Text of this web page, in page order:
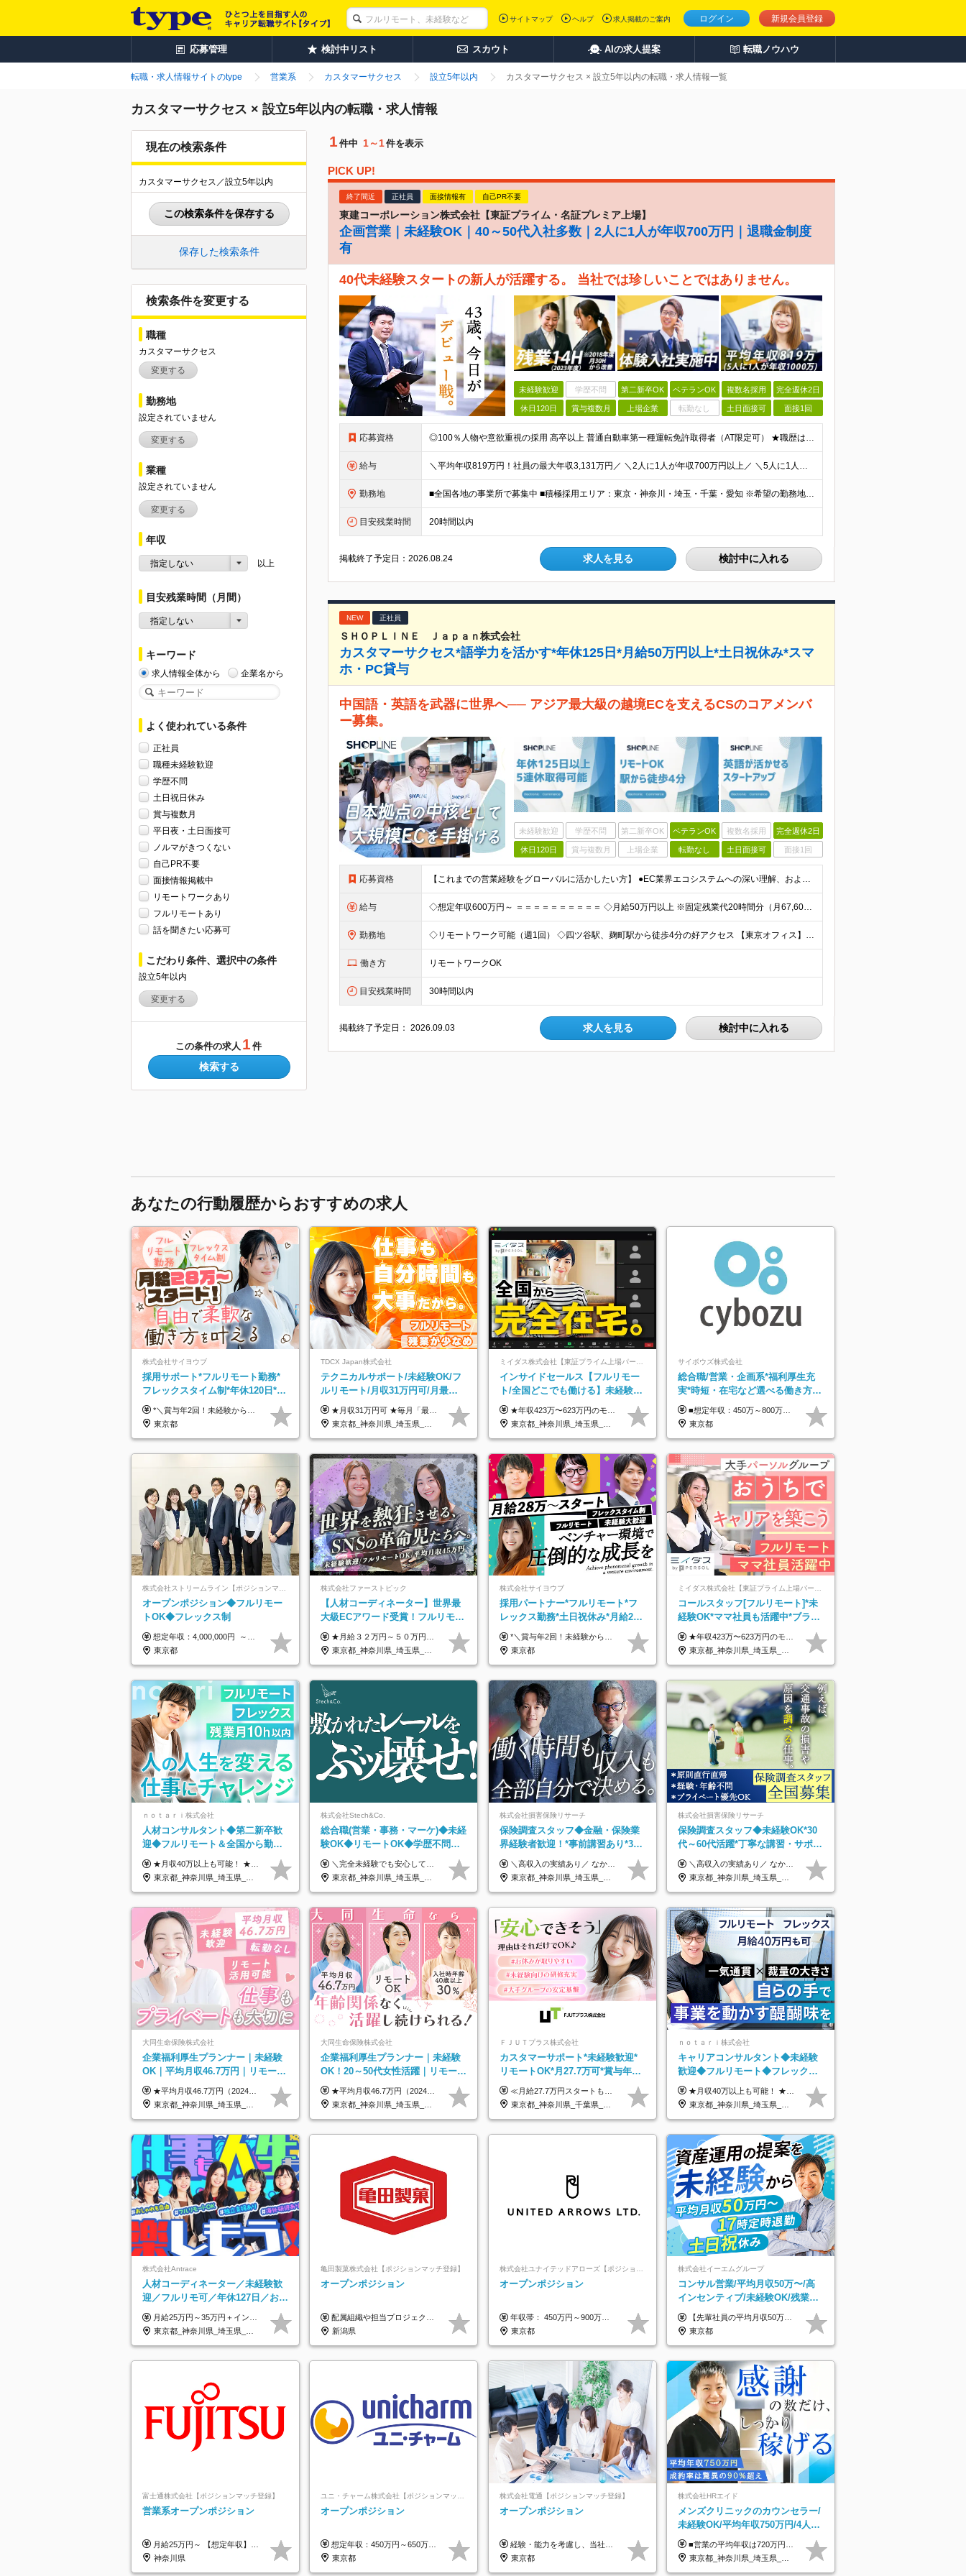
ログイン 新規会員登録
サイトマップ ヘルプ 求人掲載のご案内
応募管理 検討中リスト スカウト AIの求人提案 転職ノウハウ
転職・求人情報サイトのtype 営業系 カスタマーサクセス 設立5年以内 カスタマーサクセス × 設立5年以内の転職・求人情報一覧
カスタマーサクセス × 設立5年以内の転職・求人情報
現在の検索条件
カスタマーサクセス／設立5年以内
この検索条件を保存する
保存した検索条件
検索条件を変更する
職種
カスタマーサクセス
変更する
勤務地
設定されていません
変更する
業種
設定されていません
変更する
年収
指定しない 以上
目安残業時間（月間）
指定しない
キーワード
求人情報全体から 企業名から
よく使われている条件
正社員
職種未経験歓迎
学歴不問
土日祝日休み
賞与複数月
平日夜・土日面接可
ノルマがきつくない
自己PR不要
面接情報掲載中
リモートワークあり
フルリモートあり
話を聞きたい応募可
こだわり条件、選択中の条件
設立5年以内
変更する
この条件の求人 1 件
検索する
1 件中 1～1件を表示
PICK UP!
終了間近 正社員 面接情報有 自己PR不要
東建コーポレーション株式会社【東証プライム・名証プレミア上場】
企画営業｜未経験OK｜40～50代入社多数｜2人に1人が年収700万円｜退職金制度
有
40代未経験スタートの新人が活躍する。 当社では珍しいことではありません。
未経験歓迎 学歴不問 第二新卒OK ベテランOK 複数名採用 完全週休2日
休日120日 賞与複数月 上場企業 転勤なし 土日面接可 面接1回
応募資格 ◎100％人物や意欲重視の採用 高卒以上 普通自動車第一種運転免許取得者（AT限定可） ★職歴は全く問いません！ 前向きにコツコツと向き合える方であれば結果がついてくるお仕事です。 現職・無職、正社
給与 ＼平均年収819万円！社員の最大年収3,131万円／ ＼2人に1人が年収700万円以上／ ＼5人に1人が年収1,000万円以上！／ 固定給だけで、年収524万円も可能！ インセンティブだけでなく固定給
勤務地 ■全国各地の事業所で募集中 ■積極採用エリア：東京・神奈川・埼玉・千葉・愛知 ※希望の勤務地で働ける！通勤可能な事業所を選定していきます ※地元に戻って働きたいUターン希望者も歓迎します！ ※社用車を
目安残業時間 20時間以内
掲載終了予定日：2026.08.24 求人を見る 検討中に入れる
NEW 正社員
ＳＨＯＰＬＩＮＥ Ｊａｐａｎ株式会社
カスタマーサクセス*語学力を活かす*年休125日*月給50万円以上*土日祝休み*スマ
ホ・PC貸与
中国語・英語を武器に世界へ── アジア最大級の越境ECを支えるCSのコアメンバ
ー募集。
未経験歓迎 学歴不問 第二新卒OK ベテランOK 複数名採用 完全週休2日
休日120日 賞与複数月 上場企業 転勤なし 土日面接可 面接1回
応募資格 【これまでの営業経験をグローバルに活かしたい方】 ●EC業界エコシステムへの深い理解、および関連する人脈 ●新規開拓、商談推進、パートナー管理の経験 ●英語または中国語：ビジネスコミュニケーションが可
給与 ◇想定年収600万円～ ＝＝＝＝＝＝＝＝＝＝ ◇月給50万円以上 ※固定残業代20時間分（月67,600円～）を含む ┗上記を超える時間外労働分は追加で支給 ※経験やスキルを考慮し決定します。 ※試用
勤務地 ◇リモートワーク可能（週1回） ◇四ツ谷駅、麹町駅から徒歩4分の好アクセス 【東京オフィス】 東京都千代田区麹町６丁目２－６ ＰＭＯ麹町４階Ｈ１Ｏ麹町４０９ (変更の範囲)上記を除く当社関連勤務地
働き方 リモートワークOK
目安残業時間 30時間以内
掲載終了予定日：2026.09.03 求人を見る 検討中に入れる
あなたの行動履歴からおすすめの求人
株式会社サイヨウブ
採用サポート*フルリモート勤務*
フレックスタイム制*年休120日*土
日祝休み*残業ほぼなし*育児中社
員8割以上
*＼賞与年2回！未経験から月給28万円スタート／* ◆月給28万～40万円＋賞与年2回＋各種インセンティブ ※経験・スキルを考慮の上、決定します ※試用期間6ヶ月間あり（期間中は月給26万円～になります。その他待遇等に差異はありません） ※月給には月35時間分の固定残業代含む（月5万4800円/超過分別途支給） ※ほとんどのメンバーが残業ゼロです！フレックスタイム制のため、自分の生活に合わせて調整できます。 ＼希望性で土曜日出勤あり／ お客様より「土曜日に応募者の対応をしてほしい」という ご要望を受けた際に、応募者対応⇒求職者との メッセージのやり取りなど、対応が発生する場合があります。 ※土曜日に出勤いただく場合は ・2時間稼働：4500円 ・4時間稼働：9000円 の給与が発生。勤務時間が4時間超えることは原則ありません。 短期間で高い給与をGETできるチャンスです♪
東京都
TDCX Japan株式会社
テクニカルサポート/未経験OK/フ
ルリモート/月収31万円可/月最大3
万のインセンティブ支給/平均年齢
33歳
★月収31万円可 ★毎月「最大3万円」のインセンティブあり 月給266,228円～＋スキル手当（15,000円）＋インセンティブ（月最大3万円） ※月給例（月額最大額）：281,228 円＋残業代発生分 インセンティブを最大まで取得できた場合は、月額最大額：311,228円＋残業代発生分 となります ※経験・スキルなどを考慮し決定します ※残業代は1分単位で支給 ※試用期間3ヵ月あり（契約社員期間も給与・待遇に変更なし） ※インセンティブは効率性、顧客満足、勤怠状況等の結果により毎月金額が決定されます。 ＼”頑張り”はインセンティブで還元！／ 入社3ヶ月目から、目標数字やKPI、勤怠状況、お客様アンケートなどをもとに評価をスタート。 最短4ヶ月目にはインセンティブの支給も可能です！
東京都_神奈川県_埼玉県_千葉県_大阪府_愛知県_北海道_青森県_岩手県_宮城県_秋田県_山形県_福島県_茨城県_栃木県_群馬県_新潟県_山梨県_長野県_富山県_石川県_福井県_静岡県_岐阜県_三重県_兵庫県_京都府_滋賀県_奈良県_和歌山県_広島県_岡山県_鳥取県_島根県_山口県_徳島県_香川県_愛媛県_高知県_福岡県_熊本県_佐賀県_長崎県_大分県_宮崎県_鹿児島県_沖縄県
インサイドセールス【フルリモー
ト/全国どこでも働ける】未経験
OK*土日祝休み*残業少なめ*在宅勤
務手当あり
★年収423万〜623万円のモデルあり（想定時間外手当10時間分含む） ★半年に一度ドカンと支給のボーナスあり（半年に1度最大150万円） 月給25万円〜＋各種手当＋インセンティブ ＊リモートワーク手当（4000円/月） ＊リモートワーク一時金（1万5000円） ＊残業手当全額支給 ※経験・スキルにより月給を決定します ※試用期間：2ヵ月あり。期間中の雇用形態・給与・待遇に変更はありません 《頑張りはインセンティブとして還元！》 当社は5段階の評価制度を導入。 半期に1回の評価で最高ランク（5点）を獲得したメンバーには、 150万円のインセンティブを支給！ これが半年に一度のインセンティブとして支給されるため、 成果を出した分だけまとまった収入を得られる仕組みです。 【固定残業代について】 なし（残業代は、実際の労働時間に応じて別途全額支給）
東京都_神奈川県_埼玉県_千葉県_大阪府_愛知県_北海道_青森県_岩手県_宮城県_秋田県_山形県_福島県_茨城県_栃木県_群馬県_新潟県_山梨県_長野県_富山県_石川県_福井県_静岡県_岐阜県_三重県_兵庫県_京都府_滋賀県_奈良県_和歌山県_広島県_岡山県_鳥取県_島根県_山口県_徳島県_香川県_愛媛県_高知県_福岡県_熊本県_佐賀県_長崎県_大分県_宮崎県_鹿児島県_沖縄県
サイボウズ株式会社
総合職/営業・企画系*福利厚生充
実*時短・在宅など選べる働き方*
賞与年2回
■想定年収：450万～800万円（基本給12ヶ月分＋賞与2ヶ月分） ※上記想定年収はフルタイムの働き方を想定しています。 それ以外の働き方（勤務日数、時短、固定残業時間数の変更など）の場合 上記想定年収の支給を確約するものではありません ※賞与は全社の業績に応じて変動の可能性があります ※ご経験・スキルを考慮のうえ、当社規定により優遇します （試用期間3ヶ月有/給与・待遇に差異なし） ■昇給年1回 ■賞与年2回（2月・8月）
東京都
株式会社ストリームライン【ポジションマッチ登録】
オープンポジション◆フルリモー
トOK◆フレックス制
想定年収：4,000,000円 ～ 8,000,000円 月給：288,000円 ～ 570,000円 ※ご経験・能力に応じて決定いたします。 ※上記額にはみなし残業代を含みます。 ※超過分は全額支給いたします。 ※みなし残業代 45,000円 ～ 89,050円／月 ※みなし残業時間 20時間／月 ※試用期間：3ヶ月（試用期間中の待遇に差異はありません） 【固定残業代について】 固定残業20時間分（45,000円～89,050円）を含む ※超過分は別途全額支給
東京都
株式会社ファーストピック
【人材コーディネーター】世界最
大級ECアワード受賞！フルリモー
ト／未経験◎／月給３２万円～／
年休１３０日以上／
★月給３２万円～５０万円＋インセンティブ賞与＋決算賞与★ （30時間の固定残業代、一律月54,750円を含む。超過分は支給） ※経験・スキルを考慮の上、決定 ※昇給：随時あり 【インセンティブについて】 自社サービスを提案し、サービス化した場合、一部の利益をインセンティブとして還元します。 試用期間中（6か月間）は、下記の給与となります。 【一都三県、大阪、名古屋、福岡の方】 月給２４万円～＋役職手当＋インセンティブ賞与 【一都三県以外の関東圏、九州、東北、北海道、その他地域の方】 月給２０万円～＋役職手当＋インセンティブ賞与 ※試用期間6ヶ月 ※試用期間中の待遇・福利厚生に差異はなし
東京都_神奈川県_埼玉県_千葉県_大阪府_愛知県_北海道_青森県_岩手県_宮城県_秋田県_山形県_福島県_茨城県_栃木県_群馬県_静岡県_岐阜県_三重県_兵庫県_京都府_滋賀県_奈良県_和歌山県_広島県_岡山県_鳥取県_島根県_山口県_福岡県_熊本県_佐賀県_長崎県_大分県_宮崎県_鹿児島県
株式会社サイヨウブ
採用パートナー*フルリモート*フ
レックス勤務*土日祝休み*月給28
万円～*産育休取得実績あり*年間
休日120日
*＼賞与年2回！未経験から月給28万円スタート／* ★昇給年12回あり！随時昇給のチャンス ◆月給28万～40万円＋賞与年2回＋各種インセンティブ ※経験・スキルを考慮の上、決定します ※試用期間6ヶ月間あり（期間中は月給26万円～になります。その他待遇等に差異はありません） ※月給には月35時間分の固定残業代含む（月5万4800円/超過分別途支給） ※ほとんどのメンバーが残業ゼロです！フレックスタイム制のため、自分の生活に合わせて調整できます。 ＼希望性で土曜日出勤あり／ お客様より「土曜日に応募者の対応をしてほしい」という ご要望を受けた際に、応募者対応⇒求職者との メッセージのやり取りなど、対応が発生する場合があります。 ※土曜日に出勤いただく場合は ・2時間稼働：4500円 ・4時間稼働：9000円 の給与が発生。勤務時間が4時間超えることは原則ありません。 短期間で高い給与をGETできるチャンスです♪
東京都
ミイダス株式会社【東証プライム上場パーソルグループ】
コールスタッフ[フルリモート]*未
経験OK*ママ社員も活躍中*ブラン
クOK*全国どこでも働ける
★年収423万〜623万円のモデルあり（想定時間外手当10時間分含む） ★半年に一度ドカンと支給のボーナスあり（半年に1度最大150万円） 月給25万円〜＋各種手当＋インセンティブ ＊リモートワーク手当（4000円/月） ＊リモートワーク一時金（1万5000円） ＊残業手当全額支給 ※経験・スキルにより月給を決定します ※試用期間：2ヵ月あり。期間中の雇用形態・給与・待遇に変更はありません 《頑張りはインセンティブとして還元！》 当社は5段階の評価制度を導入。 半期に1回の評価で最高ランク（5点）を獲得したメンバーには、 150万円のインセンティブを支給！ これが半年に一度のインセンティブとして支給されるため、 成果を出した分だけまとまった収入を得られる仕組みです。 【固定残業代について】 なし（残業代は、実際の労働時間に応じて別途全額支給）
東京都_神奈川県_埼玉県_千葉県_大阪府_愛知県_北海道_青森県_岩手県_宮城県_秋田県_山形県_福島県_茨城県_栃木県_群馬県_新潟県_山梨県_長野県_富山県_石川県_福井県_静岡県_岐阜県_三重県_兵庫県_京都府_滋賀県_奈良県_和歌山県_広島県_岡山県_鳥取県_島根県_山口県_徳島県_香川県_愛媛県_高知県_福岡県_熊本県_佐賀県_長崎県_大分県_宮崎県_鹿児島県_沖縄県
ｎｏｔａｒｉ株式会社
人材コンサルタント◆第二新卒歓
迎◆フルリモート＆全国から勤務
OK◆残業月10h以内◆フレックス
制
★月収40万以上も可能！ ★能力・スキル・経験を考慮した年収額を設定します ★年功序列ではなく、チャレンジを評価して給与に反映！ ■月給20万円～40万円＋決算賞与 ※経験・スキルを考慮のうえ決定します ※給与にはみなし残業代40時間分を含む。そのほか詳細に関しては別途面接時にご説明します ※試用期間3ヵ月あり。期間中の雇用形態・条件などに差異はありません
東京都_神奈川県_埼玉県_千葉県_大阪府_愛知県_北海道_青森県_岩手県_宮城県_秋田県_山形県_福島県_茨城県_栃木県_群馬県_新潟県_山梨県_長野県_富山県_石川県_福井県_静岡県_岐阜県_三重県_兵庫県_京都府_滋賀県_奈良県_和歌山県_広島県_岡山県_鳥取県_島根県_山口県_徳島県_香川県_愛媛県_高知県_福岡県_熊本県_佐賀県_長崎県_大分県_宮崎県_鹿児島県_沖縄県
株式会社Stech&Co.
総合職(営業・事務・マーケ)◆未経
験OK◆リモートOK◆学歴不問
◆20代活躍中！
＼完全未経験でも安心して年収UP可能です！／ -------------- 【1】営業 月給25万円～80万円＋賞与 【2】事務 月給21万円～50万円＋賞与 【3】マーケ 月給25万円～80万円＋賞与 ※試用期間3ヶ月間の待遇に変動はありません。 ※みなし残業代(月20時間分29,725円～)を含む。（※超過分は追加支給）
東京都_神奈川県_埼玉県_千葉県_大阪府_愛知県_北海道_青森県_岩手県_宮城県_秋田県_山形県_福島県_茨城県_栃木県_群馬県_新潟県_山梨県_長野県_富山県_石川県_福井県_静岡県_岐阜県_三重県_兵庫県_京都府_滋賀県_奈良県_和歌山県_広島県_岡山県_鳥取県_島根県_山口県_徳島県_香川県_愛媛県_高知県_福岡県_熊本県_佐賀県_長崎県_大分県_宮崎県_鹿児島県_沖縄県
株式会社損害保険リサーチ
保険調査スタッフ◆金融・保険業
界経験者歓迎！*事前講習あり*30
代～60代活躍*調査は原則直行直帰
*高収入可
＼高収入の実績あり／ なかには年収1000万円を超える方もいらっしゃいます！ 【完全出来高報酬制】 ★仕事に慣れるまで収入をサポート 1か月目：報酬が通常の2倍 2か月目：報酬が通常の1.5倍 ※災害に関する業務については、収入サポートの対象外 ※試用期間はありません ＊＊＊業務報酬の例＊＊＊ ・事故原因調査（4箇所確認）…1万5000円～ ・有無責／不正請求疑義調査（自動車案件）…2万円～ ・医療調査（1箇所確認）…1万7000円～ ・書類取付（1箇所訪問）…3000円～ ※上記は目安になります ※実際の報酬は業務報酬に応じた個々のスキル・実績を加味したものになります
東京都_神奈川県_埼玉県_千葉県_大阪府_愛知県_北海道_青森県_岩手県_宮城県_秋田県_山形県_福島県_茨城県_栃木県_群馬県_新潟県_山梨県_長野県_富山県_石川県_福井県_静岡県_岐阜県_三重県_兵庫県_京都府_滋賀県_奈良県_和歌山県_広島県_岡山県_鳥取県_島根県_山口県_徳島県_香川県_愛媛県_高知県_福岡県_熊本県_佐賀県_長崎県_大分県_宮崎県_鹿児島県_沖縄県
株式会社損害保険リサーチ
保険調査スタッフ◆未経験OK*30
代～60代活躍*丁寧な講習・サポー
トあり*原則直行直帰／全国募集・
業務委託
＼高収入の実績あり／ なかには年収1000万円を超えるスペシャリストもいらっしゃいます！ 【完全出来高報酬制】 ★仕事に慣れるまで収入をサポート 1か月目：報酬が通常の2倍 2か月目：報酬が通常の1.5倍 ※災害に関する業務については、収入サポートの対象外 ※試用期間はありません ＊＊＊業務報酬の例＊＊＊ ・事故原因調査（4箇所確認）…1万5000円～ ・有無責／不正請求疑義調査（自動車案件）…2万円～ ・医療調査（1箇所確認）…1万7000円～ ・書類取付（1箇所訪問）…3000円～ ※上記は目安になります ※実際の報酬は業務報酬に応じた個々のスキル・実績を加味したものになります
東京都_神奈川県_埼玉県_千葉県_大阪府_愛知県_北海道_青森県_岩手県_宮城県_秋田県_山形県_福島県_茨城県_栃木県_群馬県_新潟県_山梨県_長野県_富山県_石川県_福井県_静岡県_岐阜県_三重県_兵庫県_京都府_滋賀県_奈良県_和歌山県_広島県_岡山県_鳥取県_島根県_山口県_徳島県_香川県_愛媛県_高知県_福岡県_熊本県_佐賀県_長崎県_大分県_宮崎県_鹿児島県_沖縄県
大同生命保険株式会社
企業福利厚生プランナー｜未経験
OK｜平均月収46.7万円｜リモート
OK｜残業ほぼなし｜転勤なし｜女
性活躍中
★平均月収46.7万円（2024年度実績） ★安心の固定給＋賞与年2回＋インセンティブ！手当も充実 月給21万円～23万円＋諸手当＋インセンティブ＋賞与年2回 ※給与は年間平均の税込定例給与です。賞与は含みません。 ※約3週間の研修期間中は日当8000円を支給いたします。 ※試用期間6ヵ月あり（期間中の条件変更なし） ◆東京・神奈川・千葉・埼玉・愛知（一部）・京都・大阪・兵庫（一部）：月給23万円以上 ◆静岡（一部）・三重・岐阜：月給22万円以上 ◆上記以外の地域：月給21万円以上
東京都_神奈川県_埼玉県_千葉県_大阪府_愛知県_北海道_青森県_岩手県_宮城県_秋田県_山形県_福島県_茨城県_栃木県_群馬県_新潟県_山梨県_長野県_富山県_石川県_福井県_静岡県_岐阜県_三重県_兵庫県_京都府_滋賀県_奈良県_和歌山県_広島県_岡山県_鳥取県_島根県_山口県_徳島県_香川県_愛媛県_高知県_福岡県_熊本県_佐賀県_長崎県_大分県_宮崎県_鹿児島県_沖縄県
大同生命保険株式会社
企業福利厚生プランナー｜未経験
OK！20～50代女性活躍｜リモート
OK｜平均月収46.7万｜子育て＆介
護支援◎
★平均月収46.7万円（2024年度実績） ★安心の固定給＋賞与年2回＋インセンティブ！手当も充実 月給21万円～23万円＋諸手当＋インセンティブ＋賞与年2回 ※給与は年間平均の税込定例給与です。賞与は含みません。 ※約3週間の研修期間中は日当8000円を支給いたします。 ※試用期間6ヵ月あり（期間中の条件変更なし） ◆東京・神奈川・千葉・埼玉・愛知（一部）・京都・大阪・兵庫（一部）：月給23万円以上 ◆静岡（一部）・三重・岐阜：月給22万円以上 ◆上記以外の地域：月給21万円以上
東京都_神奈川県_埼玉県_千葉県_大阪府_愛知県_北海道_青森県_岩手県_宮城県_秋田県_山形県_福島県_茨城県_栃木県_群馬県_新潟県_山梨県_長野県_富山県_石川県_福井県_静岡県_岐阜県_三重県_兵庫県_京都府_滋賀県_奈良県_和歌山県_広島県_岡山県_鳥取県_島根県_山口県_徳島県_香川県_愛媛県_高知県_福岡県_熊本県_佐賀県_長崎県_大分県_宮崎県_鹿児島県_沖縄県
ＦＪＵＴプラス株式会社
カスタマーサポート*未経験歓迎*
リモートOK*月27.7万可*賞与年2
回*転勤なし*連休OK/ZE010232
≪月給27.7万円スタートも可／賞与年2回≫ ■月給21万円～27.7万円＋各種手当＋賞与年2回 ※給与は勤務地に応じて変更します ※年齢や経験・スキルなどを考慮して決定します ※時間外手当は全額支給 ※上記は初年度の月給となります ※試用期間3ヶ月（その他待遇に差異はありません） 【固定残業代について】 なし（残業代は、実際の労働時間に応じて別途全額支給）
東京都_神奈川県_千葉県_大阪府_愛知県_北海道_長野県_石川県_広島県_福岡県
ｎｏｔａｒｉ株式会社
キャリアコンサルタント◆未経験
歓迎◆フルリモート◆フレックス
制◆10時出勤・16時退勤も可◆残
業月10時間以内
★月収40万以上も可能！ ★能力・スキル・経験を考慮した年収額を設定します ■月給20万円～40万円＋決算賞与 ※経験・スキルを考慮のうえ決定します ※給与にはみなし残業代40時間分を含む。そのほか詳細に関しては別途面接時にご説明します ※試用期間3ヵ月あり。期間中の雇用形態・条件などに差異はありません
東京都_神奈川県_埼玉県_千葉県_大阪府_愛知県_北海道_青森県_岩手県_宮城県_秋田県_山形県_福島県_茨城県_栃木県_群馬県_新潟県_山梨県_長野県_富山県_石川県_福井県_静岡県_岐阜県_三重県_兵庫県_京都府_滋賀県_奈良県_和歌山県_広島県_岡山県_鳥取県_島根県_山口県_徳島県_香川県_愛媛県_高知県_福岡県_熊本県_佐賀県_長崎県_大分県_宮崎県_鹿児島県_沖縄県
株式会社Antrace
人材コーディネーター／未経験歓
迎／フルリモ可／年休127日／おし
ゃれ自由／海外研修年10回／美
容・サウナ割あり
月給25万円～35万円＋インセンティブ 未経験者：月給25万円～＋インセンティブ 経験者：月給35万円～＋インセンティブ （※経験者は営業経験5年以上の方を想定） ※経験・スキルなどを考慮のうえ、決定します ※時間外手当は別途全額支給します
東京都_神奈川県_埼玉県_千葉県_大阪府_愛知県_北海道_青森県_岩手県_宮城県_秋田県_山形県_福島県_茨城県_栃木県_群馬県_新潟県_山梨県_長野県_富山県_石川県_福井県_静岡県_岐阜県_三重県_兵庫県_京都府_滋賀県_奈良県_和歌山県_広島県_岡山県_鳥取県_島根県_山口県_徳島県_香川県_愛媛県_高知県_福岡県_熊本県_佐賀県_長崎県_大分県_宮崎県_鹿児島県_沖縄県
亀田製菓株式会社【ポジションマッチ登録】
オープンポジション
配属組織や担当プロジェクトにより異なります。 想定年収：400万円～1000万円 ※ご経験やスキルに応じて決定します。 ※上記想定年収はあくまでも目安の金額であり、 選考を通じて上下する可能性があります。
新潟県
株式会社ユナイテッドアローズ【ポジションマッチ登録】
オープンポジション
年収帯： 450万円～900万円 ※経験・スキルを考慮の上、決定します。
東京都
株式会社イーエムグループ
コンサル営業/平均月収50万〜/高
インセンティブ/未経験OK/残業な
し/4,50代も活躍/ブランク可/面接1
回
【先輩社員の平均月収50万円】 月給30万円以上+インセンティブ+その他手当 ※経験・スキルを考慮の上で給与を決定します ※上記には5万円（月20時間分）のみなし残業代と一律手当（営業手当4万円、能力評価手当4万円）を含みます ※上記を超える残業代は別途全額支給します ※試用期間：3ヶ月あり（試用期間中の待遇に差異なし）
東京都
富士通株式会社【ポジションマッチ登録】
営業系オープンポジション
月給25万円～ 【想定年収】 400万円～1000万円（残業代及び諸手当込） ※ご経験、前年収、ご年齢に応じて決定します。
神奈川県
オープンポジション
想定年収：450万円～650万円 ※経験・能力を考慮の上、規定により優遇いたします ※試用期間6ヵ月（その間の給与・待遇に変動はありません）
東京都
株式会社電通【ポジションマッチ登録】
オープンポジション
経験・能力を考慮し、当社規定により決定します。 ▼参考情報 ------------ 年収イメージ：500万～1500万
東京都
株式会社HRエイド
メンズクリニックのカウンセラー/
未経験OK/平均年収750万円/4人に
1人が年収1000万円超え/成約率
90％
■営業の平均年収は720万円！ ■4人に1人が年収1000万円超え 月給27万円～100万円+インセンティブ(平均月20～40万円程) ＜インセンティブ制度について＞ 当社では創業以来、頑張ったらその分稼げる環境づくりに注力。カウンセラー部署では、個人の成約金額・チームの成果・事業部の売上利益を掛け合わせる新しいインセンティブ制度を導入しました。あなたの頑張り次第で毎月高インセンティブが実現できる体制です！ ※上記金額には固定残業代（35,500円以上～・30時間分）が含まれます。時間超過分は追加支給します。 ※試用期間3か月あり。研修期間3か月中は、月給25万円～30万円になります。(固定残業代：35,500円～・23h分を含む) ※インセンティブの一部は、研修期間中から支給されます。その他待遇の差異はありません。
東京都_神奈川県_埼玉県_千葉県_大阪府_愛知県_北海道_宮城県_栃木県_群馬県_静岡県_兵庫県_京都府_岡山県_熊本県